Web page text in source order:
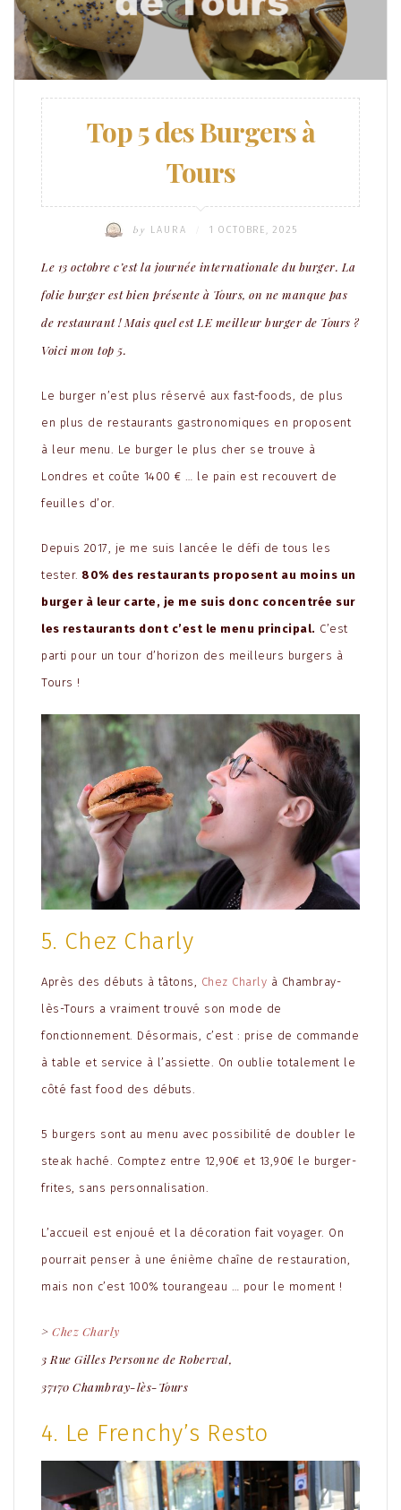
Top 5 des Burgers à
Tours
by LAURA 1 OCTOBRE, 2025
Le 13 octobre c’est la journée internationale du burger. La
folie burger est bien présente à Tours, on ne manque pas
de restaurant ! Mais quel est LE meilleur burger de Tours ?
Voici mon top 5.
Le burger n’est plus réservé aux fast-foods, de plus
en plus de restaurants gastronomiques en proposent
à leur menu. Le burger le plus cher se trouve à
Londres et coûte 1400 € … le pain est recouvert de
feuilles d’or.
Depuis 2017, je me suis lancée le défi de tous les
tester. 80% des restaurants proposent au moins un
burger à leur carte, je me suis donc concentrée sur
les restaurants dont c’est le menu principal. C’est
parti pour un tour d’horizon des meilleurs burgers à
Tours !
5. Chez Charly
Après des débuts à tâtons, Chez Charly à Chambray-
lès-Tours a vraiment trouvé son mode de
fonctionnement. Désormais, c’est : prise de commande
à table et service à l’assiette. On oublie totalement le
côté fast food des débuts.
5 burgers sont au menu avec possibilité de doubler le
steak haché. Comptez entre 12,90€ et 13,90€ le burger-
frites, sans personnalisation.
L’accueil est enjoué et la décoration fait voyager. On
pourrait penser à une énième chaîne de restauration,
mais non c’est 100% tourangeau … pour le moment !
> Chez Charly
3 Rue Gilles Personne de Roberval,
37170 Chambray-lès-Tours
4. Le Frenchy’s Resto